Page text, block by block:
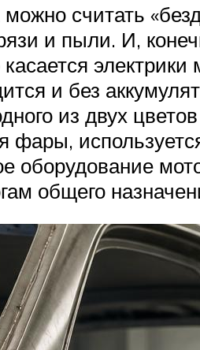
считать
и пыли. И,
электрики
и без
из двух
фары,
оборудование
общего